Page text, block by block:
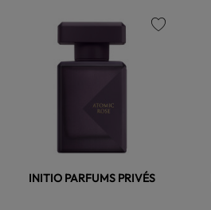
INITIO PARFUMS PRIVÉS